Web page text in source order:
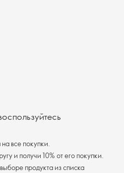
все покупки.
и получи 10% от его покупки.
продукта из списка